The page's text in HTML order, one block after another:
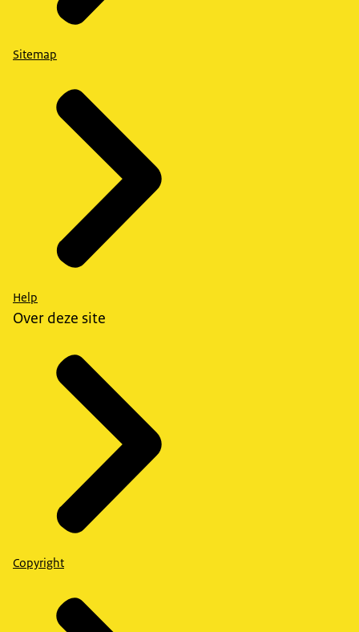
Sitemap
Help
Over deze site
Copyright